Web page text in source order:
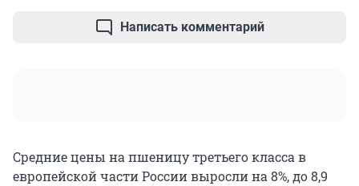
Написать комментарий
Средние цены на пшеницу третьего класса в
европейской части России выросли на 8%, до 8,9